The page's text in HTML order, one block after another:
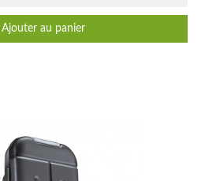
Ajouter au panier